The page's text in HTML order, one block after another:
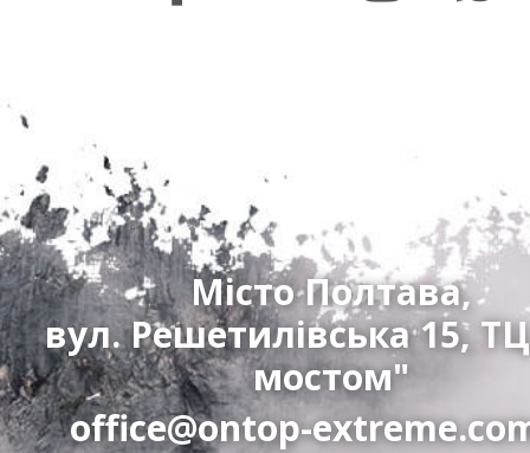
Місто Полтава,
вул. Решетилівська 15,
мостом"
office@ontop-